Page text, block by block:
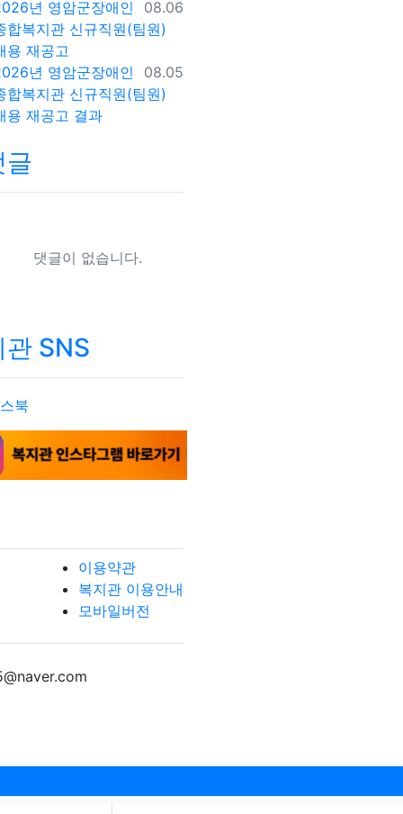
등록일
08.06
년 영암군장애인
합복지관 신규직원(팀원)
용 재공고
등록일
08.05
년 영암군장애인
합복지관 신규직원(팀원)
용 재공고 결과
글
댓글이 없습니다.
관 SNS
이용약관
복지관 이용안내
모바일버전